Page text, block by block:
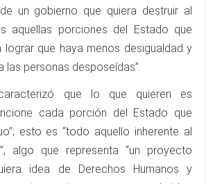
un gobierno que quiera destruir al
aquellas porciones del Estado que
lograr que haya menos desigualdad y
las personas desposeídas”.
que lo que quieren es
cada porción del Estado que
esto es “todo aquello inherente al
algo que representa “un proyecto
idea de Derechos Humanos y